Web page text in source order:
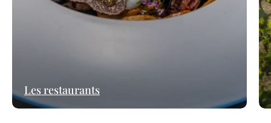
Les restaurants